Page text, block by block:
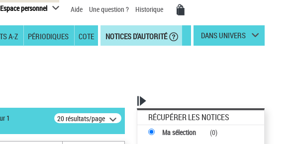
Espace personnel Aide Une question ? Historique
A-Z PÉRIODIQUES COTE NOTICES D'AUTORITÉ DANS UNIVERS
1 20 résultats/page RÉCUPÉRER LES NOTICES
Ma sélection (0)